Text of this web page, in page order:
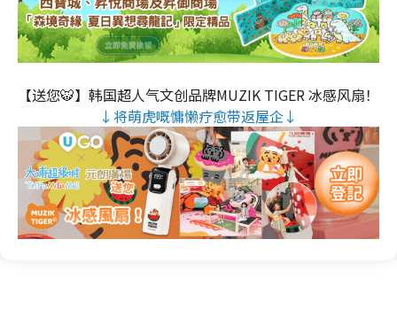
【送您🐯】韩国超人气文创品牌MUZIK TIGER 冰感风扇！
↓将萌虎嘅慵懒疗愈带返屋企↓